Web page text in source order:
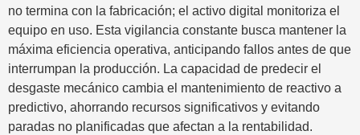
no termina con la fabricación; el activo digital monitoriza el
equipo en uso. Esta vigilancia constante busca mantener la
máxima eficiencia operativa, anticipando fallos antes de que
interrumpan la producción. La capacidad de predecir el
desgaste mecánico cambia el mantenimiento de reactivo a
predictivo, ahorrando recursos significativos y evitando
paradas no planificadas que afectan a la rentabilidad.